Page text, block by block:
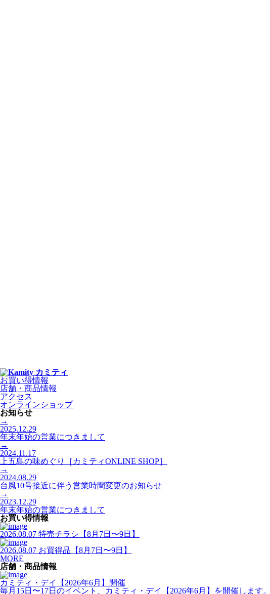
お買い得情報
店舗・商品情報
アクセス
オンラインショップ
お知らせ
→
2025.12.29
年末年始の営業につきまして
→
2024.11.17
上五島の味めぐり［カミティONLINE SHOP］
→
2024.08.29
台風10号接近に伴う営業時間変更のお知らせ
→
2023.12.29
年末年始の営業につきまして
お買い得情報
2026.08.07 特売チラシ【8月7日〜9日】
2026.08.07 お買得品【8月7日〜9日】
MORE
店舗・商品情報
カミティ・デイ【2026年6月】開催
毎月15日〜17日のイベント、カミティ・デイ【2026年6月】を開催しま